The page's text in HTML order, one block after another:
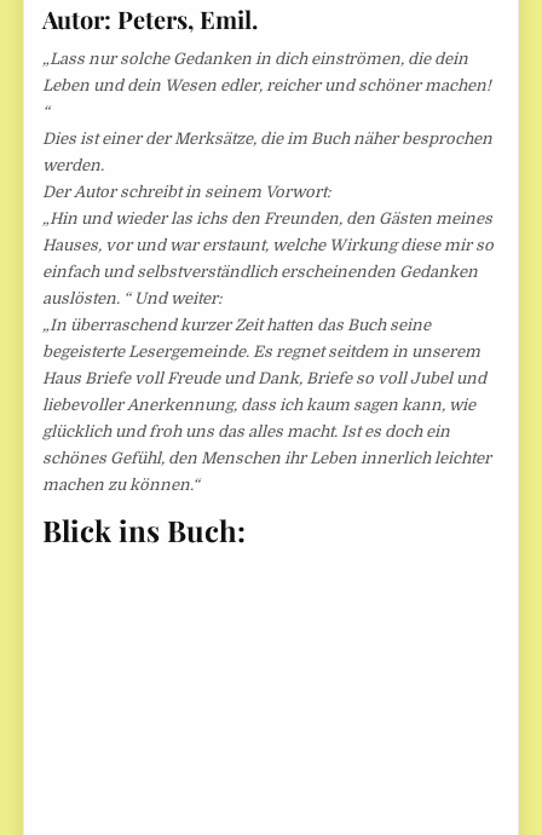
Autor: Peters, Emil.
„Lass nur solche Gedanken in dich einströmen, die dein
Leben und dein Wesen edler, reicher und schöner machen!
“
Dies ist einer der Merksätze, die im Buch näher besprochen
werden.
Der Autor schreibt in seinem Vorwort:
„Hin und wieder las ichs den Freunden, den Gästen meines
Hauses, vor und war erstaunt, welche Wirkung diese mir so
einfach und selbstverständlich erscheinenden Gedanken
auslösten. “ Und weiter:
„In überraschend kurzer Zeit hatten das Buch seine
begeisterte Lesergemeinde. Es regnet seitdem in unserem
Haus Briefe voll Freude und Dank, Briefe so voll Jubel und
liebevoller Anerkennung, dass ich kaum sagen kann, wie
glücklich und froh uns das alles macht. Ist es doch ein
schönes Gefühl, den Menschen ihr Leben innerlich leichter
machen zu können.“
Blick ins Buch: